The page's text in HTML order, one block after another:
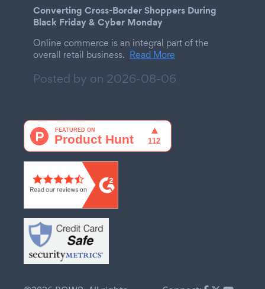
Converting Cross-Border Shoppers During
Black Friday & Cyber Monday
Online commerce is an integral part of the
overall retail business. Read More
Posted by on 2026-08-06